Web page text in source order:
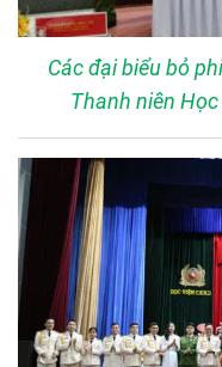
Các đại biểu bỏ
Thanh niên